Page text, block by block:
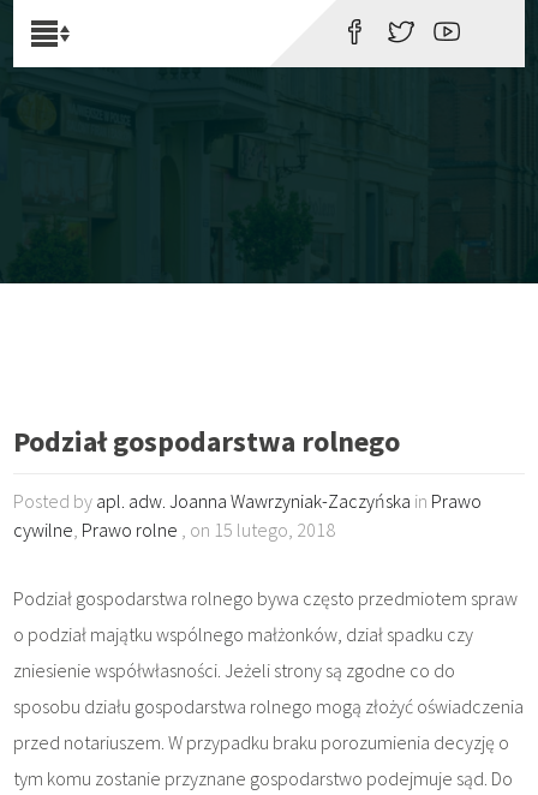
Podział gospodarstwa rolnego
Posted by apl. adw. Joanna Wawrzyniak-Zaczyńska in Prawo
cywilne, Prawo rolne , on 15 lutego, 2018
Podział gospodarstwa rolnego bywa często przedmiotem spraw
o podział majątku wspólnego małżonków, dział spadku czy
zniesienie współwłasności. Jeżeli strony są zgodne co do
sposobu działu gospodarstwa rolnego mogą złożyć oświadczenia
przed notariuszem. W przypadku braku porozumienia decyzję o
tym komu zostanie przyznane gospodarstwo podejmuje sąd. Do